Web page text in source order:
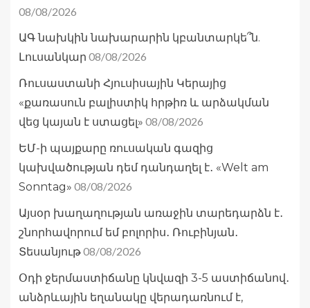
08/08/2026
ԱԳ նախկին նախարարին կբանտարկե՞ն.
Լուսանկար 08/08/2026
Ռուսաստանի Հյուսիսային Կերայից
«քառասուն բալիստիկ հրթիռ և արձակման
վեց կայան է ստացել» 08/08/2026
ԵՄ-ի պայքարը ռուսական գազից
կախվածության դեմ դանդաղել է․ «Welt am
Sonntag» 08/08/2026
Այսօր խաղաղության առաջին տարեդարձն է․
շնորհավորում եմ բոլորիս․ Ռուբինյան․
Տեսանյութ08/08/2026
Օդի ջերմաստիճանը կնվազի 3-5 աստիճանով․
անձրևային եղանակը վերադառնում է,